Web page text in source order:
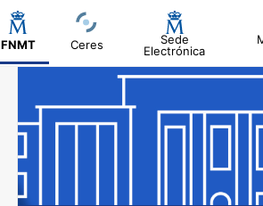
FNMT Ceres
Sede
Electrónica
Mostrar/Ocultar